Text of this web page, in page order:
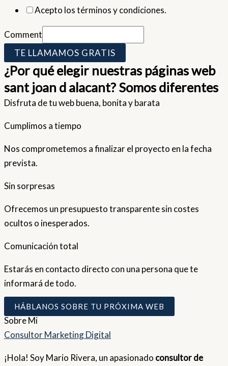
Acepto los términos y condiciones.
Comment
TE LLAMAMOS GRATIS
¿Por qué elegir nuestras páginas web
sant joan d alacant? Somos diferentes
Disfruta de tu web buena, bonita y barata
Cumplimos a tiempo
Nos comprometemos a finalizar el proyecto en la fecha
prevista.
Sin sorpresas
Ofrecemos un presupuesto transparente sin costes
ocultos o inesperados.
Comunicación total
Estarás en contacto directo con una persona que te
informará de todo.
HÁBLANOS SOBRE TU PRÓXIMA WEB
SobreMi
Consultor Marketing Digital
¡Hola! Soy Mario Rivera, un apasionado consultor de